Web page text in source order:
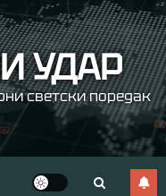
УДАР
светски поредак